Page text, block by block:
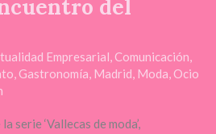
del
Empresarial,Comunicación,
,Gastronomía, Madrid, Moda,Ocio
serie ‘Vallecas de moda’,